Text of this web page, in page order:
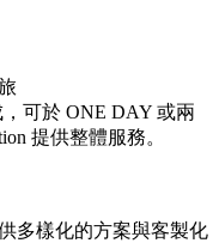
可於 ONE DAY 或兩
提供整體服務。
多樣化的方案與客製化